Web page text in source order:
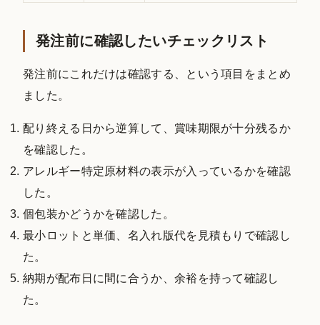
発注前に確認したいチェックリスト
発注前にこれだけは確認する、という項目をまとめ
ました。
配り終える日から逆算して、賞味期限が十分残るか
を確認した。
アレルギー特定原材料の表示が入っているかを確認
した。
個包装かどうかを確認した。
最小ロットと単価、名入れ版代を見積もりで確認し
た。
納期が配布日に間に合うか、余裕を持って確認し
た。